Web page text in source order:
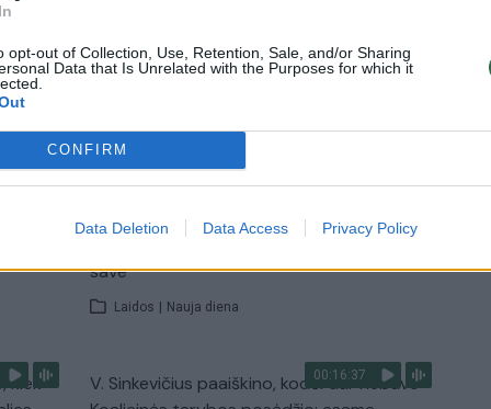
opt-out of Collection, Use, Retention, Sale, and/or Sharing
Data that Is Unrelated with the Purposes for which it
CONFIRM
Data Deletion Data Access Privacy Policy
Lietuvos pasiruošimą pavojams neigiamai
vertinantis šaulys: nustokime apgaudinėti
save
Laidos | Nauja diena
kiek
00:16:37
V. Sinkevičius paaiškino, kodėl dar nebuvo